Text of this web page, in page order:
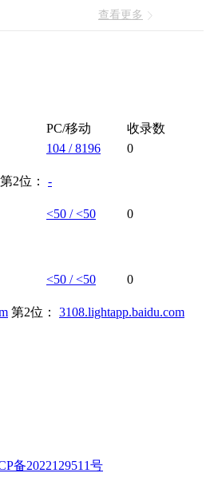
查看更多
PC/移动
收录数
104 / 8196 0
第2位： -
<50 / <50 0
<50 / <50 0
第2位： 3108.lightapp.baidu.com
备2022129511号